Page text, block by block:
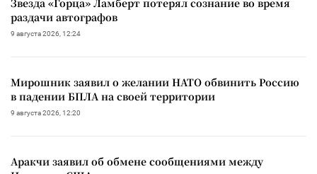
раздачи автографов
9 августа 2026, 12:24
Мирошник заявил о желании НАТО обвинить Россию
в падении БПЛА на своей территории
9 августа 2026, 12:20
Аракчи заявил об обмене сообщениями между